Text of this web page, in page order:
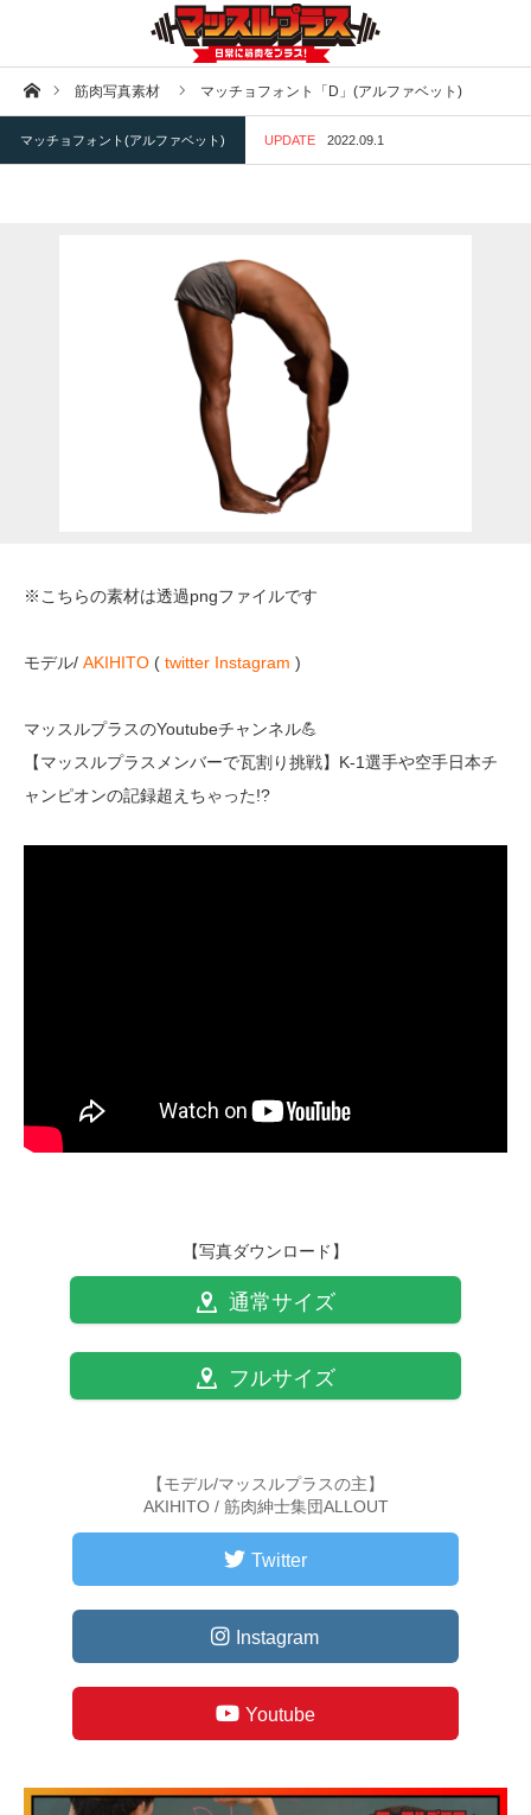
ホーム筋肉写真素材 マッチョフォント「D」(アルファベット)
マッチョフォント(アルファベット) UPDATE 2022.09.1
※こちらの素材は透過pngファイルです
モデル/ AKIHITO ( twitter Instagram )
マッスルプラスのYoutubeチャンネル💪
【マッスルプラスメンバーで瓦割り挑戦】K-1選手や空手日本チ
ャンピオンの記録超えちゃった!?
【写真ダウンロード】
通常サイズ
フルサイズ
【モデル/マッスルプラスの主】
AKIHITO / 筋肉紳士集団ALLOUT
Twitter
Instagram
Youtube